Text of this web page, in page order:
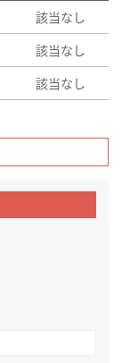
該当なし
該当なし
該当なし